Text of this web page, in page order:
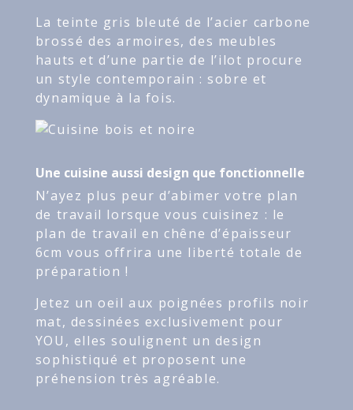
La teinte gris bleuté de l’acier carbone
brossé des armoires, des meubles
hauts et d’une partie de l’ilot procure
un style contemporain : sobre et
dynamique à la fois.
Une cuisine aussi design que fonctionnelle
N’ayez plus peur d’abimer votre plan
de travail lorsque vous cuisinez : le
plan de travail en chêne d’épaisseur
6cm vous offrira une liberté totale de
préparation !
Jetez un oeil aux poignées profils noir
mat, dessinées exclusivement pour
YOU, elles soulignent un design
sophistiqué et proposent une
préhension très agréable.